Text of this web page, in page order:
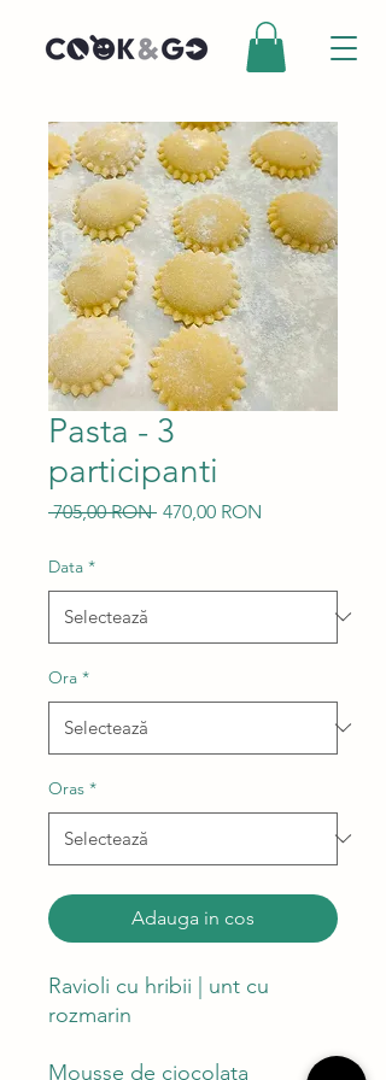
Pasta - 3
participanti
705,00 RON Preț
470,00 RON
Data *
Ora *
Oras *
Adauga in cos
Ravioli cu hribii | unt cu
rozmarin
Mousse de ciocolata